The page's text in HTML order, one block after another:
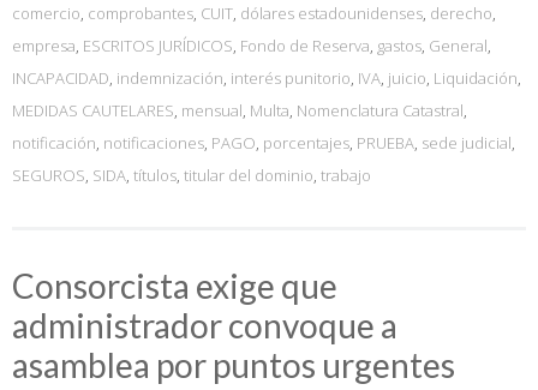
comercio, comprobantes, CUIT, dólares estadounidenses, derecho,
empresa, ESCRITOS JURÍDICOS, Fondo de Reserva, gastos, General,
INCAPACIDAD, indemnización, interés punitorio, IVA, juicio, Liquidación,
MEDIDAS CAUTELARES, mensual, Multa, Nomenclatura Catastral,
notificación, notificaciones, PAGO, porcentajes, PRUEBA, sede judicial,
SEGUROS, SIDA, títulos, titular del dominio, trabajo
Consorcista exige que
administrador convoque a
asamblea por puntos urgentes